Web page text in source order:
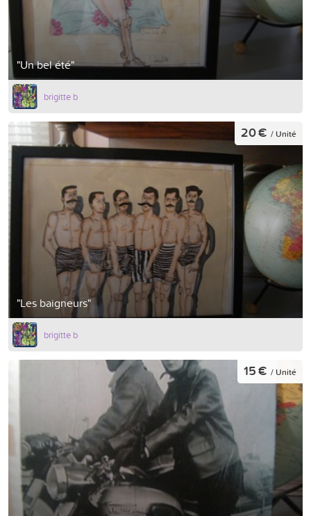
"Un bel été"
brigitte b
"Les baigneurs"
20 € / Unité
brigitte b
15 € / Unité